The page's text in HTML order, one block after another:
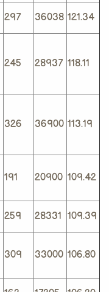
297 36038 121.34
245 28937 118.11
326 36900 113.19
191 20900 109.42
259 28331 109.39
309 33000 106.80